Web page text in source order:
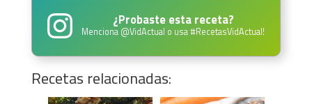
¿Probaste esta receta?
Menciona @VidActual o usa#RecetasVidActual!
Recetas relacionadas: